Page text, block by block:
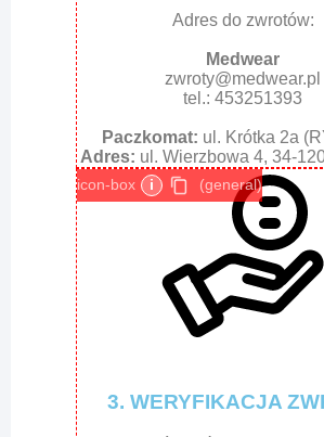
Adres do zwrotów:
Medwear
zwroty@medwear.pl
tel.: 453251393
Paczkomat: ul. Krótka 2a
Adres: ul. Wierzbowa 4, 34-
3. WERYFIKACJA
icon-box i (general)